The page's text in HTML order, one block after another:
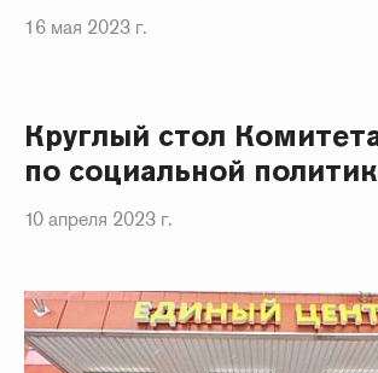
16 мая 2023 г.
Круглый стол
по социальной
10 апреля 2023 г.